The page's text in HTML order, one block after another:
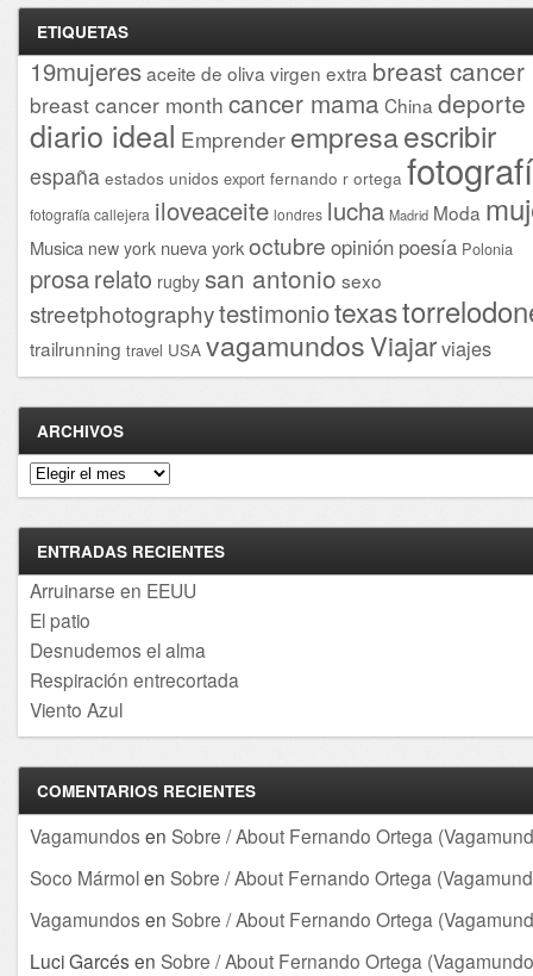
ETIQUETAS
19mujeresaceite de oliva virgen extra breast cancer
breast cancer month cancer mama China deporte
diario ideal Emprender empresaescribir
españa estados unidos export fernando r ortega
fotografía callejera iloveaceite londres lucha Madrid Moda
Musica new york nueva yorkoctubre opinión poesía Polonia
prosarelato rugby san antonio sexo
streetphotographytestimoniotexas
trailrunning travel USA vagamundosViajarviajes
ARCHIVOS
Archivos
ENTRADAS RECIENTES
Arruinarse en EEUU
El patio
Desnudemos el alma
Respiración entrecortada
Viento Azul
COMENTARIOS RECIENTES
Vagamundos en Sobre / About Fernando Ortega
Soco Mármolen Sobre / About Fernando Ortega
Vagamundos en Sobre / About Fernando Ortega
Luci Garcés en Sobre / About Fernando Ortega